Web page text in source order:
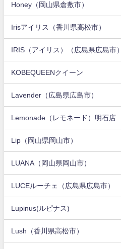
Honey（岡山県倉敷市）
Irisアイリス（香川県高松市）
IRIS（アイリス）（広島県広島市）
KOBEQUEENクイーン
Lavender（広島県広島市）
Lemonade（レモネード）明石店
Lip（岡山県岡山市）
LUANA（岡山県岡山市）
LUCEルーチェ（広島県広島市）
Lupinus(ルピナス)
Lush（香川県高松市）